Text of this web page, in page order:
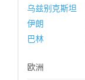
乌兹别克斯坦
伊朗
巴林
欧洲